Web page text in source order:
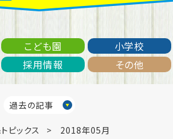
こども園
小学校
採用情報 その他
ピックス 2018年05月
過去の記事